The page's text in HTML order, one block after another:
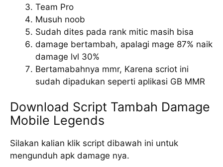
Team Pro
Musuh noob
Sudah dites pada rank mitic masih bisa
damage bertambah, apalagi mage 87% naik
damage lvl 30%
Bertamabahnya mmr, Karena scriot ini
sudah dipadukan seperti aplikasi GB MMR
Download Script Tambah Damage
Mobile Legends
Silakan kalian klik script dibawah ini untuk
mengunduh apk damage nya.